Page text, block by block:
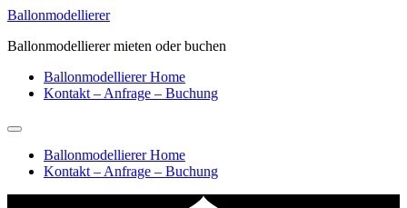
Ballonmodellierer
Ballonmodellierer mieten oder buchen
Ballonmodellierer Home
Kontakt – Anfrage – Buchung
Ballonmodellierer Home
Kontakt – Anfrage – Buchung